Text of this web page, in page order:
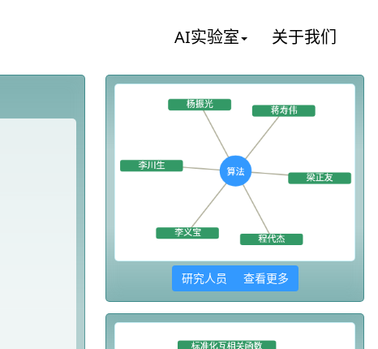
AI实验室 关于我们
研究人员 查看更多